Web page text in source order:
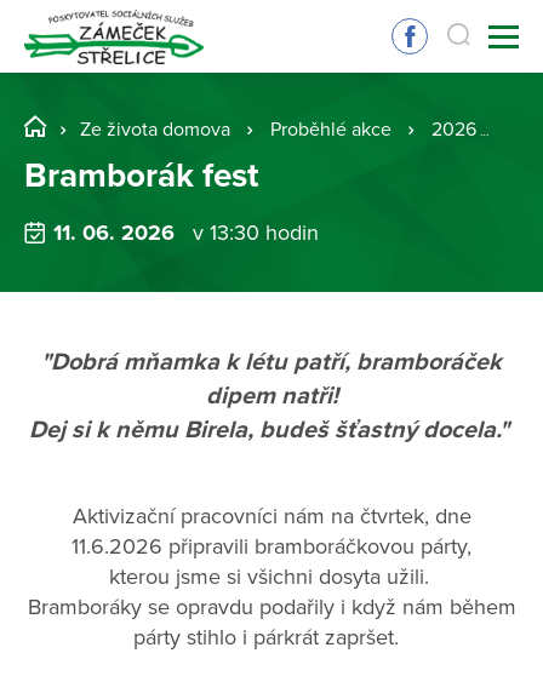
Ze života domova Proběhlé akce 2026
Bramborák fest
11. 06. 2026 v 13:30 hodin
"Dobrá mňamka k létu patří, bramboráček
dipem natři!
Dej si k němu Birela, budeš šťastný docela."
Aktivizační pracovníci nám na čtvrtek, dne
11.6.2026 připravili bramboráčkovou párty,
kterou jsme si všichni dosyta užili.
Bramboráky se opravdu podařily i když nám během
párty stihlo i párkrát zapršet.